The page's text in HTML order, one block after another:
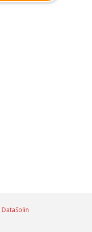
DataSolin